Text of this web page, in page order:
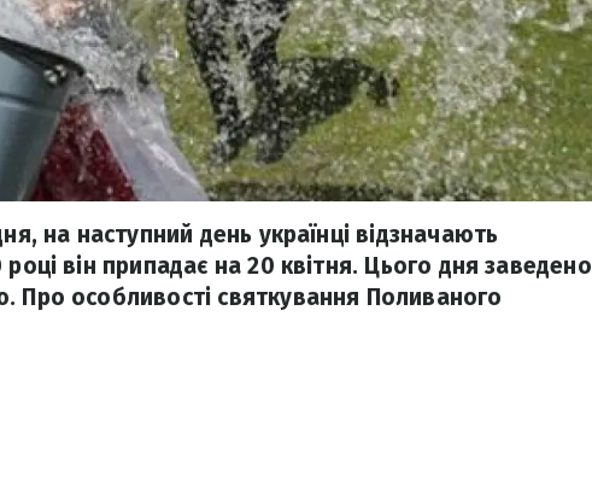
на наступний день українці відзначають
він припадає на 20 квітня. Цього дня заведено
особливості святкування Поливаного